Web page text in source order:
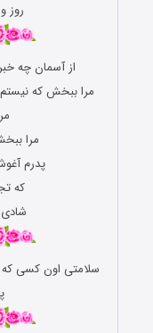
روز
ﺍﺯ ﺁﺳﻤﺎﻥ ﭼﻪ
ﻣﺮﺍ ﺑﺒﺨﺶ ﮐﻪ ﻧﯿﺴﺘﻢ
ﻣﺮﺍ
پدرم
ﮐﻪ
سلامتی اون کسی که